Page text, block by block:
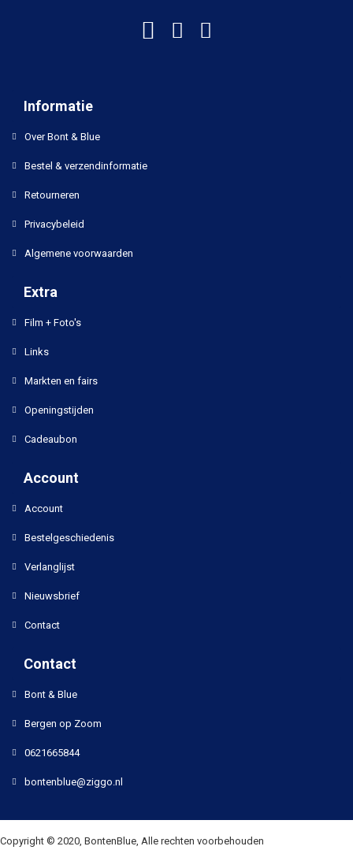
Informatie
Over Bont & Blue
Bestel & verzendinformatie
Retourneren
Privacybeleid
Algemene voorwaarden
Extra
Film + Foto's
Links
Markten en fairs
Openingstijden
Cadeaubon
Account
Account
Bestelgeschiedenis
Verlanglijst
Nieuwsbrief
Contact
Contact
Bont & Blue
Bergen op Zoom
0621665844
bontenblue@ziggo.nl
Copyright © 2020, BontenBlue, Alle rechten voorbehouden